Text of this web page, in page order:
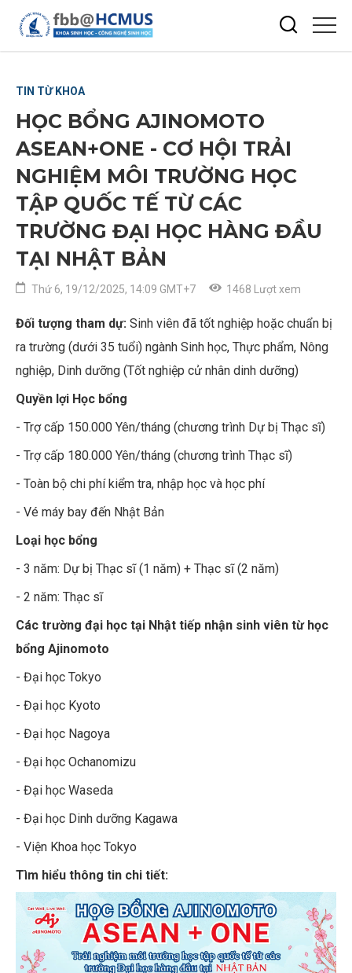
TIN TỪ KHOA
HỌC BỔNG AJINOMOTO
ASEAN+ONE - CƠ HỘI TRẢI
NGHIỆM MÔI TRƯỜNG HỌC
TẬP QUỐC TẾ TỪ CÁC
TRƯỜNG ĐẠI HỌC HÀNG ĐẦU
TẠI NHẬT BẢN
Thứ 6, 19/12/2025, 14:09 GMT+7 1468 Lượt xem
Đối tượng tham dự: Sinh viên đã tốt nghiệp hoặc chuẩn bị
ra trường (dưới 35 tuổi) ngành Sinh học, Thực phẩm, Nông
nghiệp, Dinh dưỡng (Tốt nghiệp cử nhân dinh dưỡng)
Quyền lợi Học bổng
- Trợ cấp 150.000 Yên/tháng (chương trình Dự bị Thạc sĩ)
- Trợ cấp 180.000 Yên/tháng (chương trình Thạc sĩ)
- Toàn bộ chi phí kiểm tra, nhập học và học phí
- Vé máy bay đến Nhật Bản
Loại học bổng
- 3 năm: Dự bị Thạc sĩ (1 năm) + Thạc sĩ (2 năm)
- 2 năm: Thạc sĩ
Các trường đại học tại Nhật tiếp nhận sinh viên từ học
bổng Ajinomoto
- Đại học Tokyo
- Đại học Kyoto
- Đại học Nagoya
- Đại học Ochanomizu
- Đại học Waseda
- Đại học Dinh dưỡng Kagawa
- Viện Khoa học Tokyo
Tìm hiểu thông tin chi tiết: